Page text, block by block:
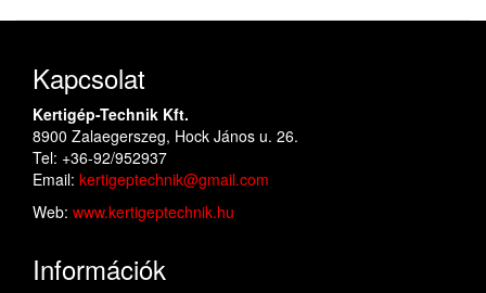
Kapcsolat
Kertigép-Technik Kft.
8900 Zalaegerszeg, Hock János u. 26.
Tel: +36-92/952937
Email: kertigeptechnik@gmail.com
Web: www.kertigeptechnik.hu
Információk